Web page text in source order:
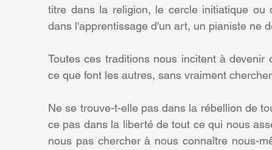
titre dans la religion, le cercle initiatique ou
dans l'apprentissage d'un art, un pianiste ne
Toutes ces traditions nous incitent à
ce que font les autres, sans vraiment
Ne se trouve-t-elle pas dans la rébellion de
ce pas dans la liberté de tout ce qui nous
nous pas chercher à nous connaître nous-